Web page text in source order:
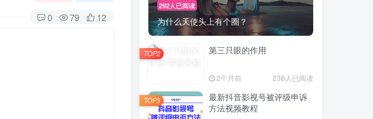
0 79 12
292人已阅读
为什么天使头上有个圈？
第三只眼的作用
2个月前 238人已阅读
TOP2
最新抖音影视号被评级申诉
方法视频教程
TOP3